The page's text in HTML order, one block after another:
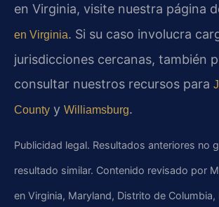
en Virginia, visite nuestra página
en Virginia. Si su caso involucra
jurisdicciones cercanas, también
consultar nuestros recursos para
County y Williamsburg.
Publicidad legal. Resultados anteriores no
resultado similar. Contenido revisado por
en Virginia, Maryland, Distrito de